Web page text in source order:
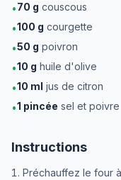
•70 g couscous
•100 g courgette
•50 g poivron
•10 g huile d'olive
•10 ml jus de citron
•1 pincée sel et poivre
Instructions
Préchauffez le four